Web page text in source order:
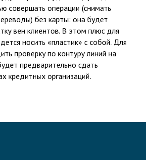
совершать операции (снимать
без карты: она будет
вен клиентов. В этом плюс для
носить «пластик» с собой. Для
проверку по контуру линий на
предварительно сдать
кредитных организаций.